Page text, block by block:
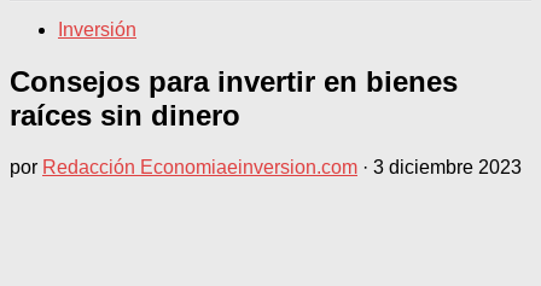
Inversión
Consejos para invertir en bienes
raíces sin dinero
por Redacción Economiaeinversion.com · 3 diciembre 2023